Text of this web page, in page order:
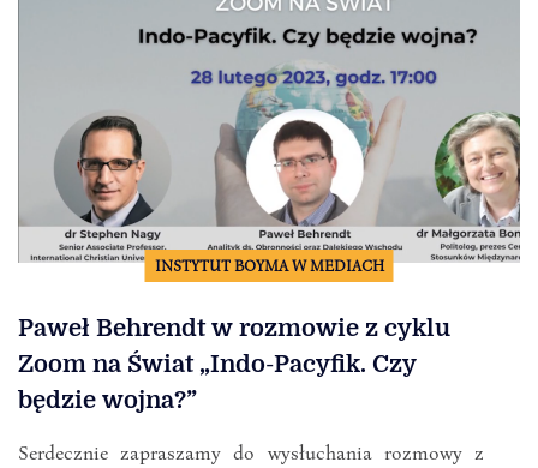
INSTYTUT BOYMA W MEDIACH
Paweł Behrendt w rozmowie z cyklu
Zoom na Świat „Indo-Pacyfik. Czy
będzie wojna?”
Serdecznie zapraszamy do wysłuchania rozmowy z